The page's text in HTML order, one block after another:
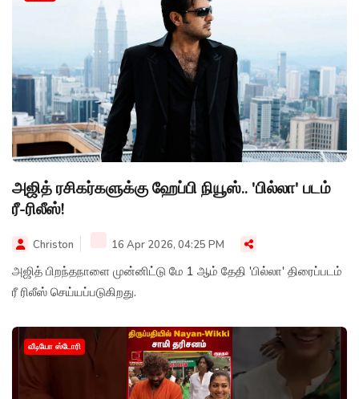
அஜித் ரசிகர்களுக்கு ஹேப்பி நியூஸ்.. 'பில்லா' படம்
ரீ-ரிலீஸ்!
Christon 16 Apr 2026, 04:25 PM
அஜித் பிறந்தநாளை முன்னிட்டு மே 1 ஆம் தேதி 'பில்லா' திரைப்படம்
ரீ ரிலீஸ் செய்யப்படுகிறது.
வீடியோ ஸ்டோரி